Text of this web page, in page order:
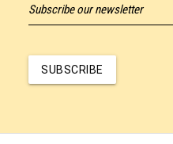
Subscribe our newsletter
SUBSCRIBE